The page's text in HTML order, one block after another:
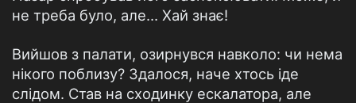
не треба було, але… Хай знає!
Вийшов з палати, озирнувся навколо: чи нема
нікого поблизу? Здалося, наче хтось іде
слідом. Став на сходинку ескалатора, але